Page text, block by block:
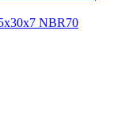
NBR70